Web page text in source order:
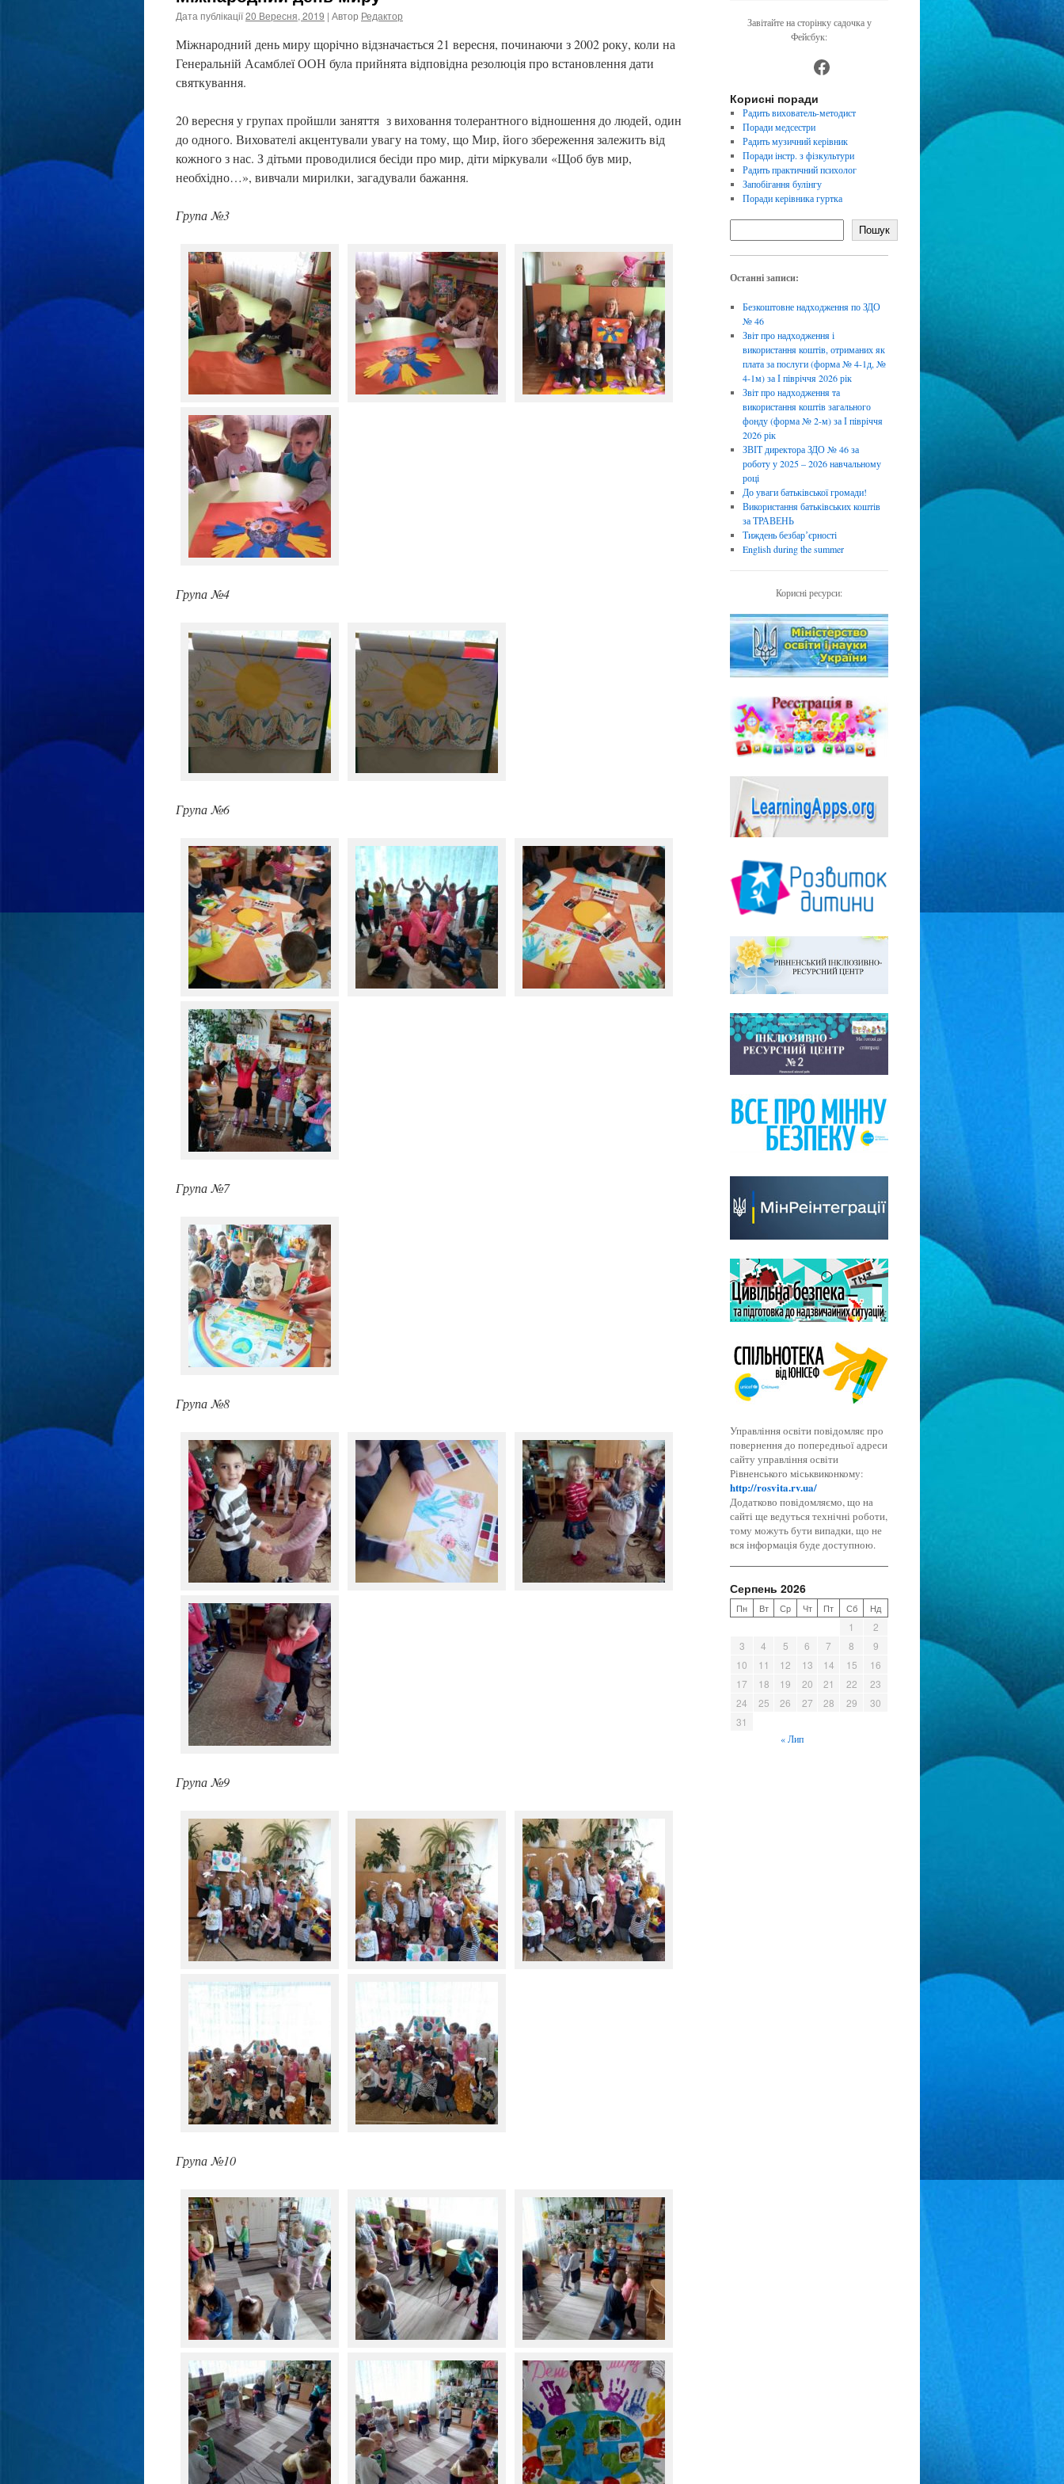
Дата публікації20 Вересня, 2019 | Автор Редактор
Міжнародний день миру щорічно відзначається 21 вересня, починаючи з 2002 року, коли на
Генеральній Асамблеї ООН була прийнята відповідна резолюція про встановлення дати
святкування.
20 вересня у групах пройшли заняття з виховання толерантного відношення до людей, один
до одного. Вихователі акцентували увагу на тому, що Мир, його збереження залежить від
кожного з нас. З дітьми проводилися бесіди про мир, діти міркували «Щоб був мир,
необхідно…», вивчали мирилки, загадували бажання.
Група №3
Група №4
Група №6
Група №7
Група №8
Група №9
Група №10
Завітайте на сторінку садочка у
Фейсбук:
https://www.facebook.com/
Корисні поради
Радить вихователь-методист
Поради медсестри
Радить музичний керівник
Поради інстр. з фізкультури
Радить практичний психолог
Запобігання булінгу
Поради керівника гуртка
Пошук
Останні записи:
Безкоштовне надходження по ЗДО
№ 46
Звіт про надходження і
використання коштів, отриманих як
плата за послуги (форма № 4-1д, №
4-1м) за І півріччя 2026 рік
Звіт про надходження та
використання коштів загального
фонду (форма № 2-м) за І півріччя
2026 рік
ЗВІТ директора ЗДО № 46 за
роботу у 2025 – 2026 навчальному
році
До уваги батьківської громади!
Використання батьківських коштів
за ТРАВЕНЬ
Тиждень безбарʼєрності
English during the summer
Корисні ресурси:
Управління освіти повідомляє про
повернення до попередньої адреси
сайту управління освіти
Рівненського міськвиконкому:
http://rosvita.rv.ua/
Додатково повідомляємо, що на
сайті ще ведуться технічні роботи,
тому можуть бути випадки, що не
вся інформація буде доступною.
Серпень 2026
Пн Вт Ср Чт Пт Сб Нд
1
2
3
4 5 6 7 8
9
10
11 12 13 14 15
16
17
18 19 20 21 22
23
24
25 26 27 28 29
30
31
« Лип